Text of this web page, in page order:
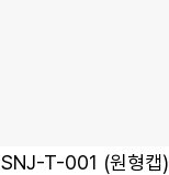
SNJ-T-001 (원형캡)